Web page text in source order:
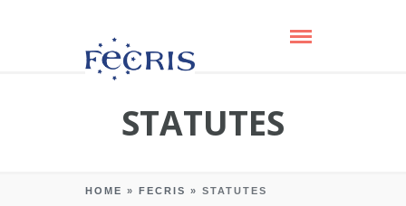
STATUTES
HOME » FECRIS » STATUTES